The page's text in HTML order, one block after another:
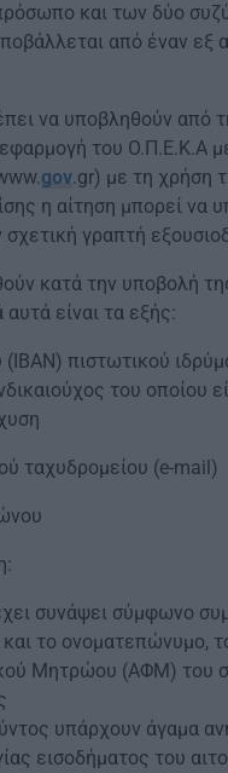
και των δύο
από έναν εξ
να υποβληθούν από
του Ο.Π.Ε.Κ.Α
gov.gr) με τη χρήση
η αίτηση μπορεί να
γραπτή
κατά την υποβολή
είναι τα εξής:
πιστωτικού
του οποίου
ταχυδρομείου (e-mail)
συνάψει σύμφωνο
το ονοματεπώνυμο,
Μητρώου (ΑΦΜ) του
υπάρχουν άγαμα
εισοδήματος του